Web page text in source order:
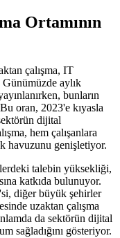
Ortamının
çalışma, IT
aylık
bunların
oran, 2023'e kıyasla
dijital
hem çalışanlara
havuzunu genişletiyor.
talebin yüksekliği,
katkıda bulunuyor.
diğer büyük şehirler
uzaktan çalışma
da sektörün dijital
sağladığını gösteriyor.